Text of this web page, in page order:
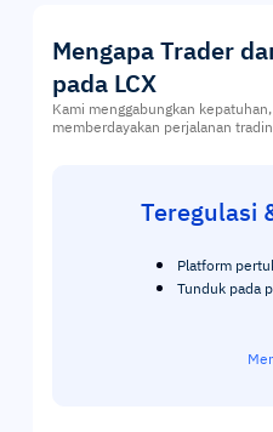
Mengapa Trader
pada LCX
Kami menggabungkan
memberdayakan perjalanan
Teregulasi
Platform
Tunduk pada